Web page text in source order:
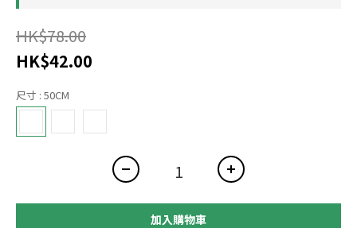
HK$78.00
HK$42.00
尺寸 : 50CM
加入購物車